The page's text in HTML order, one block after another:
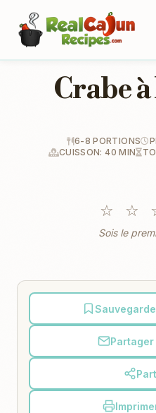
Crabe
6-8 PORTIONS
CUISSON: 40 MIN
☆ ☆
Sois le
Partager